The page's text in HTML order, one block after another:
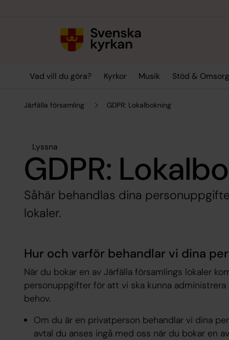
Vad vill du göra? Kyrkor Musik Stöd & Omsorg
Järfälla församling GDPR: Lokalbokning
Lyssna
GDPR:
Såhär behandlas dina
lokaler.
Hur och varför behandlar vi dina
När du bokar en av ​Järfälla församling​s lokaler
personuppgifter för att vi ska kunna
behov.
Om du är en privatperson behandlar vi dina
avtal du anses ingå med oss när du bokar en